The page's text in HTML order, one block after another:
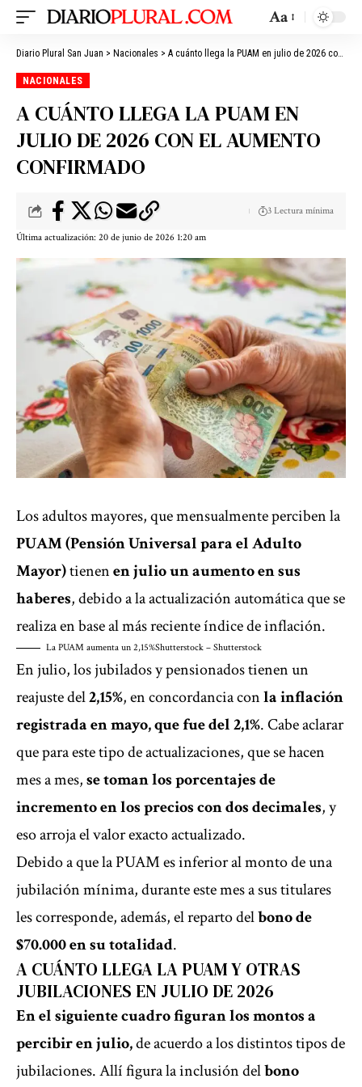
Aa
Diario Plural San Juan > Nacionales > A cuánto llega la PUAM en julio de 2026 con el aumento confirmado
NACIONALES
A CUÁNTO LLEGA LA PUAM EN
JULIO DE 2026 CON EL AUMENTO
CONFIRMADO
Última actualización: 20 de junio de 2026 1:20 am
3 Lectura mínima
Losadultos mayores, que mensualmente perciben la
PUAM (Pensión Universal para el Adulto
Mayor)tienenen julio un aumento en sus
haberes, debido a la actualización automática que se
realiza en base al más reciente índice de inflación.
La PUAM aumenta un 2,15%Shutterstock – Shutterstock
En julio, los jubilados y pensionados tienen un
reajuste del2,15%, en concordancia conla inflación
registrada en mayo, que fue del 2,1%. Cabe aclarar
que para este tipo de actualizaciones, que se hacen
mes a mes,se toman los porcentajes de
incremento en los precios con dos decimales, y
eso arroja el valor exacto actualizado.
Debido a que la PUAM es inferior al monto de una
jubilación mínima, durante este mes a sus titulares
les corresponde, además, el reparto delbono de
$70.000 en su totalidad.
A CUÁNTO LLEGA LA PUAM Y OTRAS
JUBILACIONES EN JULIO DE 2026
En el siguiente cuadro figuran los montos a
percibir en julio,de acuerdo a los distintos tipos de
jubilaciones. Allí figura la inclusión delbono